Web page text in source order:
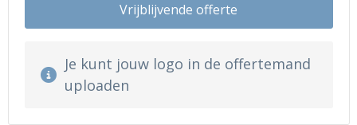
Vrijblijvende offerte
Je kunt jouw logo in de offertemand
uploaden